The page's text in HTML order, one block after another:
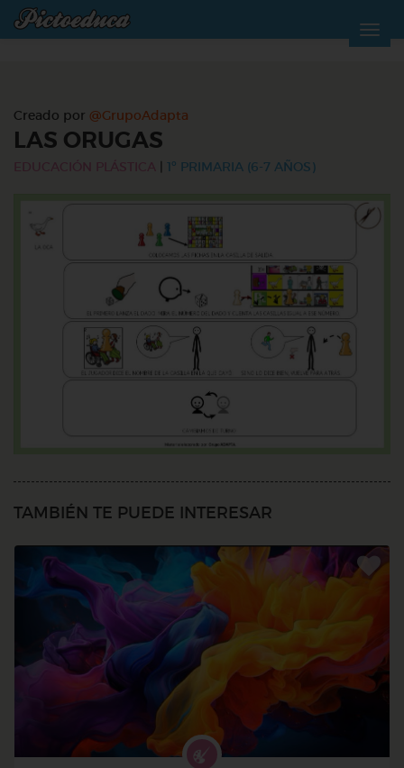
Creado por @GrupoAdapta
LAS ORUGAS
EDUCACIÓN PLÁSTICA 1º PRIMARIA (6-7 AÑOS)
TAMBIÉN TE PUEDE INTERESAR